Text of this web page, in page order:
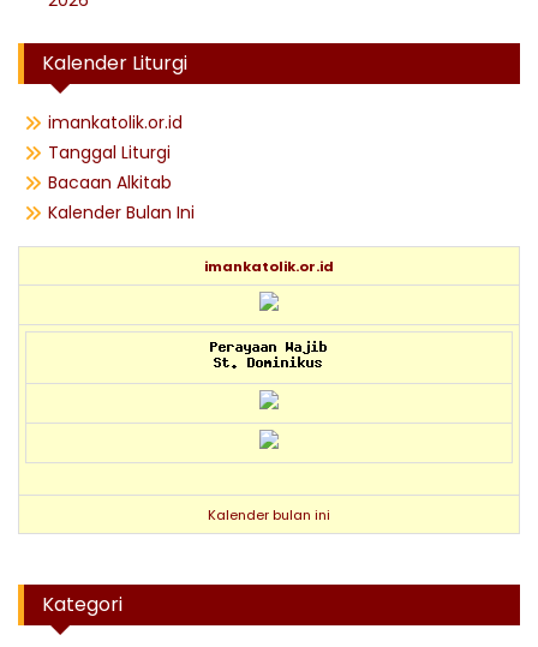
Kalender Liturgi
imankatolik.or.id
Tanggal Liturgi
Bacaan Alkitab
Kalender Bulan Ini
imankatolik.or.id
Kalender bulan ini
Kategori